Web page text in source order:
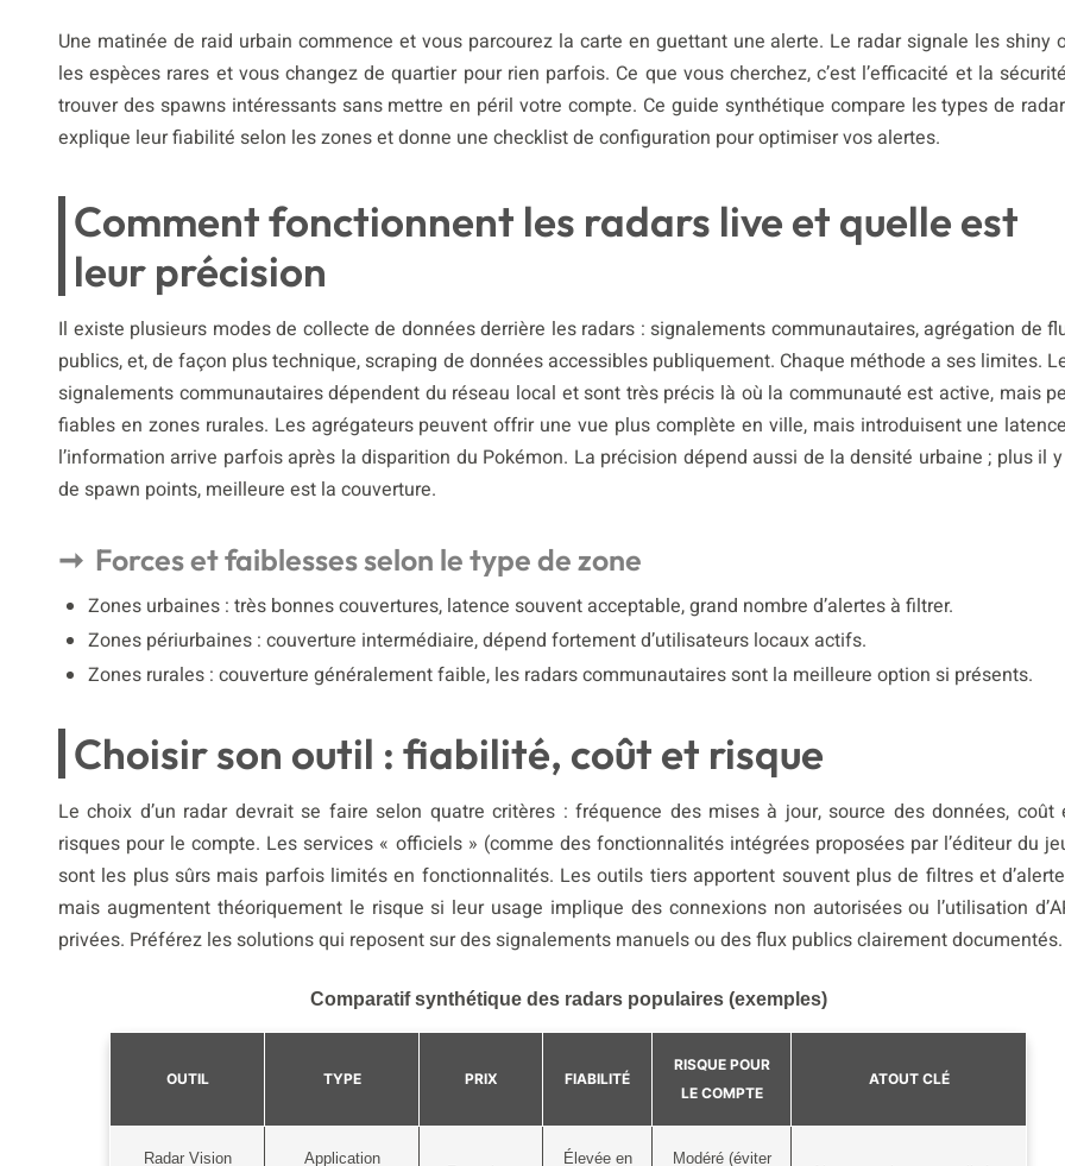
Une matinée de raid urbain commence et vous parcourez la carte en guettant une alerte. Le radar signale les shiny
les espèces rares et vous changez de quartier pour rien parfois. Ce que vous cherchez, c’est l’efficacité et la
trouver des spawns intéressants sans mettre en péril votre compte. Ce guide synthétique compare les types de
explique leur fiabilité selon les zones et donne une checklist de configuration pour optimiser vos alertes.
Comment fonctionnent les radars live et quelle est
leur précision
Il existe plusieurs modes de collecte de données derrière les radars : signalements communautaires, agrégation de
publics, et, de façon plus technique, scraping de données accessibles publiquement. Chaque méthode a ses limites.
signalements communautaires dépendent du réseau local et sont très précis là où la communauté est active, mais
fiables en zones rurales. Les agrégateurs peuvent offrir une vue plus complète en ville, mais introduisent une
l’information arrive parfois après la disparition du Pokémon. La précision dépend aussi de la densité urbaine ; plus il
de spawn points, meilleure est la couverture.
Forces et faiblesses selon le type de zone
Zones urbaines : très bonnes couvertures, latence souvent acceptable, grand nombre d’alertes à filtrer.
Zones périurbaines : couverture intermédiaire, dépend fortement d’utilisateurs locaux actifs.
Zones rurales : couverture généralement faible, les radars communautaires sont la meilleure option si présents.
Choisir son outil : fiabilité, coût et risque
Le choix d’un radar devrait se faire selon quatre critères : fréquence des mises à jour, source des données, coût
risques pour le compte. Les services « officiels » (comme des fonctionnalités intégrées proposées par l’éditeur du
sont les plus sûrs mais parfois limités en fonctionnalités. Les outils tiers apportent souvent plus de filtres et
mais augmentent théoriquement le risque si leur usage implique des connexions non autorisées ou l’utilisation
privées. Préférez les solutions qui reposent sur des signalements manuels ou des flux publics clairement documentés.
Comparatif synthétique des radars populaires (exemples)
OUTIL TYPE PRIX FIABILITÉ
RISQUE POUR
LE COMPTE
ATOUT CLÉ
Radar Vision
Application
Élevée en
Modéré (éviter